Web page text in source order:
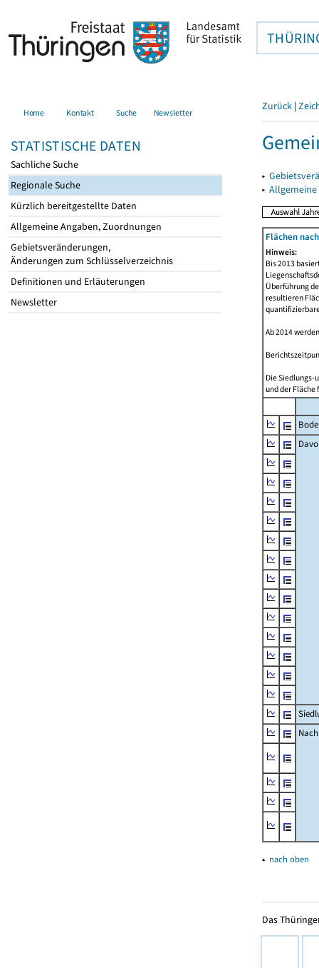
Home Kontakt Suche Newsletter
STATISTISCHE DATEN
Sachliche Suche
Regionale Suche
Kürzlich bereitgestellte Daten
Allgemeine Angaben, Zuordnungen
Gebietsveränderungen,
Änderungen zum Schlüsselverzeichnis
Definitionen und Erläuterungen
Newsletter
Zurück |
▸
▸
Flächen
Hinweis:
Bis 2013
Überführung
resultieren
Ab 2014
Die Siedlungs-
und der Fläche
▴ nach oben
Das